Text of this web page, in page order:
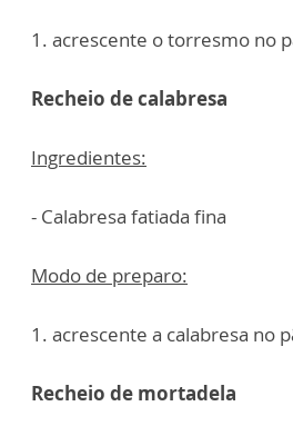
1. acrescente o torresmo no
Recheio de calabresa
Ingredientes:
- Calabresa fatiada fina
Modo de preparo:
1. acrescente a calabresa no
Recheio de mortadela